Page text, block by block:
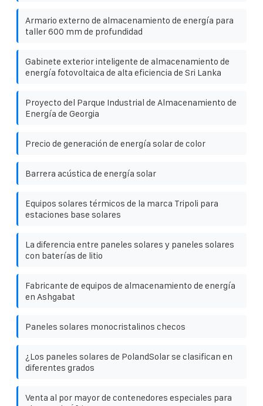
Armario externo de almacenamiento de energía para
taller 600 mm de profundidad
Gabinete exterior inteligente de almacenamiento de
energía fotovoltaica de alta eficiencia de Sri Lanka
Proyecto del Parque Industrial de Almacenamiento de
Energía de Georgia
Precio de generación de energía solar de color
Barrera acústica de energía solar
Equipos solares térmicos de la marca Tripoli para
estaciones base solares
La diferencia entre paneles solares y paneles solares
con baterías de litio
Fabricante de equipos de almacenamiento de energía
en Ashgabat
Paneles solares monocristalinos checos
¿Los paneles solares de PolandSolar se clasifican en
diferentes grados
Venta al por mayor de contenedores especiales para